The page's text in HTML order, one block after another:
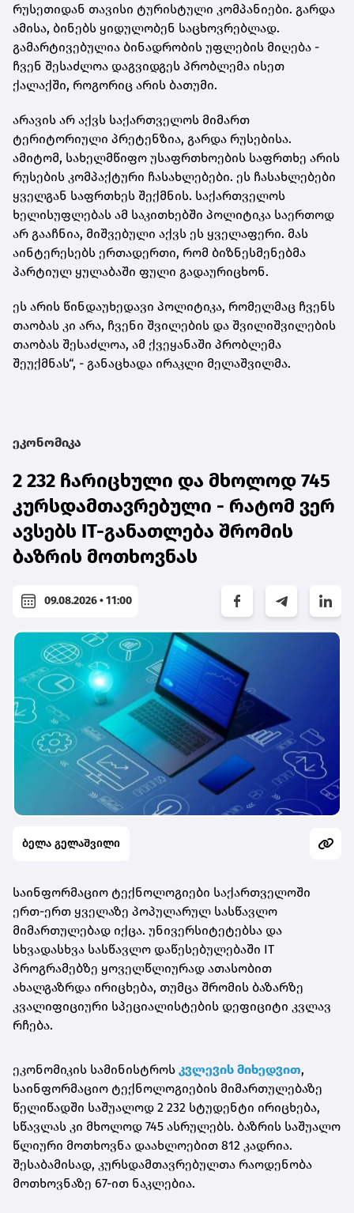
რუსეთიდან თავისი ტურისტული კომპანიები. გარდა
ამისა, ბინებს ყიდულობენ საცხოვრებლად.
გამარტივებულია ბინადრობის უფლების მიღება -
ჩვენ შესაძლოა დაგვიდგეს პრობლემა ისეთ
ქალაქში, როგორიც არის ბათუმი.
არავის არ აქვს საქართველოს მიმართ
ტერიტორიული პრეტენზია, გარდა რუსებისა.
ამიტომ, სახელმწიფო უსაფრთხოების საფრთხე არის
რუსების კომპაქტური ჩასახლებები. ეს ჩასახლებები
ყველგან საფრთხეს შექმნის. საქართველოს
ხელისუფლებას ამ საკითხებში პოლიტიკა საერთოდ
არ გააჩნია, მიშვებული აქვს ეს ყველაფერი. მას
აინტერესებს ერთადერთი, რომ ბიზნესმენებმა
პარტიულ ყულაბაში ფული გადაურიცხონ.
ეს არის წინდაუხედავი პოლიტიკა, რომელმაც ჩვენს
თაობას კი არა, ჩვენი შვილების და შვილიშვილების
თაობას შესაძლოა, ამ ქვეყანაში პრობლემა
შეუქმნას“, - განაცხადა ირაკლი მელაშვილმა.
ეკონომიკა
2 232 ჩარიცხული და მხოლოდ 745
კურსდამთავრებული - რატომ ვერ
ავსებს IT-განათლება შრომის
ბაზრის მოთხოვნას
09.08.2026 • 11:00
ბელა გელაშვილი
საინფორმაციო ტექნოლოგიები საქართველოში
ერთ-ერთ ყველაზე პოპულარულ სასწავლო
მიმართულებად იქცა. უნივერსიტეტებსა და
სხვადასხვა სასწავლო დაწესებულებაში IT
პროგრამებზე ყოველწლიურად ათასობით
ახალგაზრდა ირიცხება, თუმცა შრომის ბაზარზე
კვალიფიციური სპეციალისტების დეფიციტი კვლავ
რჩება.
ეკონომიკის სამინისტროს კვლევის მიხედვით,
საინფორმაციო ტექნოლოგიების მიმართულებაზე
წელიწადში საშუალოდ 2 232 სტუდენტი ირიცხება,
სწავლას კი მხოლოდ 745 ასრულებს. ბაზრის საშუალო
წლიური მოთხოვნა დაახლოებით 812 კადრია.
შესაბამისად, კურსდამთავრებულთა რაოდენობა
მოთხოვნაზე 67-ით ნაკლებია.